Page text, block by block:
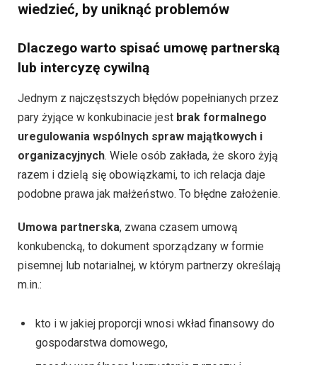
wiedzieć, by uniknąć problemów
Dlaczego warto spisać umowę partnerską
lub intercyzę cywilną
Jednym z najczęstszych błędów popełnianych przez
pary żyjące w konkubinacie jest brak formalnego
uregulowania wspólnych spraw majątkowych i
organizacyjnych. Wiele osób zakłada, że skoro żyją
razem i dzielą się obowiązkami, to ich relacja daje
podobne prawa jak małżeństwo. To błędne założenie.
Umowa partnerska, zwana czasem umową
konkubencką, to dokument sporządzany w formie
pisemnej lub notarialnej, w którym partnerzy określają
m.in.:
kto i w jakiej proporcji wnosi wkład finansowy do
gospodarstwa domowego,